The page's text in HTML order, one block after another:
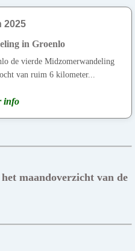
2025
in Groenlo
de vierde Midzomerwandeling
van ruim 6 kilometer...
info
maandoverzicht van de